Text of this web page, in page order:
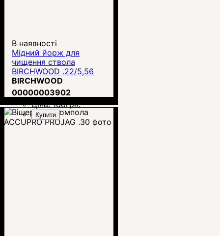
В наявності
Мідний йорж для
чищення ствола
BIRCHWOOD .22/5,56
(BC-41242)
BIRCHWOOD
00000003902
Ціна:188грн.
Купити